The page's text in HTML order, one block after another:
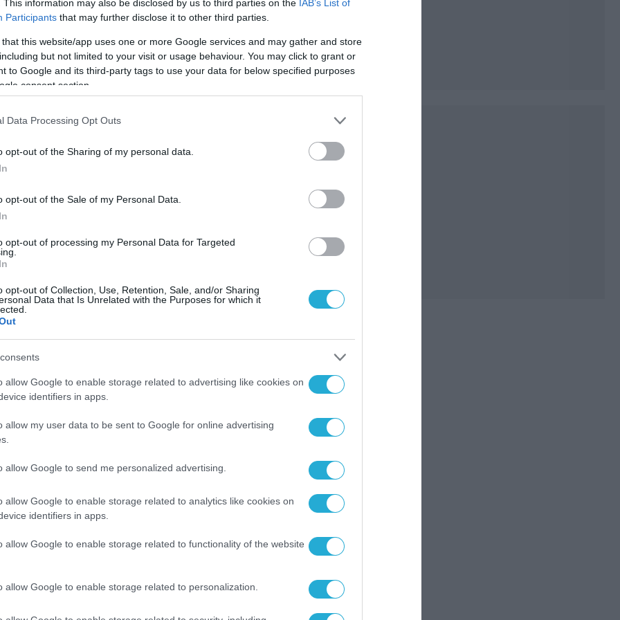
This information may also be disclosed by us to third parties on the IAB’s List of
Participants that may further disclose it to other third parties.
that this website/app uses one or more Google services and may gather and store
but not limited to your visit or usage behaviour. You may click to grant or
to Google and its third-party tags to use your data for below specified purposes
consent section.
Data Processing Opt Outs
opt-out of the Sharing of my personal data.
opt-out of the Sale of my Personal Data.
opt-out of processing my Personal Data for Targeted
opt-out of Collection, Use, Retention, Sale, and/or Sharing
Data that Is Unrelated with the Purposes for which it
allow Google to enable storage related to advertising like cookies on
identifiers in apps.
allow my user data to be sent to Google for online advertising
allow Google to send me personalized advertising.
allow Google to enable storage related to analytics like cookies on
identifiers in apps.
allow Google to enable storage related to functionality of the website
allow Google to enable storage related to personalization.
| 07:46
του Ισραήλ στην Αθήνα
να επισκεφθεί...
| 18:23
Υποβολή πρότασης για τις απαιτήσεις
International, η εταιρεία που προωθεί το μαχητικό JAS-39
στην διεθνή αγορά υπέβαλε επίσημη απάντηση...
| 17:34
αντιπροσωπεία στην Αθήνα.
αντιπροσωπεία στην Αθήνα τις επόμενες ημέρες.
σκοπός της επίσκεψης είναι να διευθετηθεί το
Το δελτίο τύπου έχει ως εξής: